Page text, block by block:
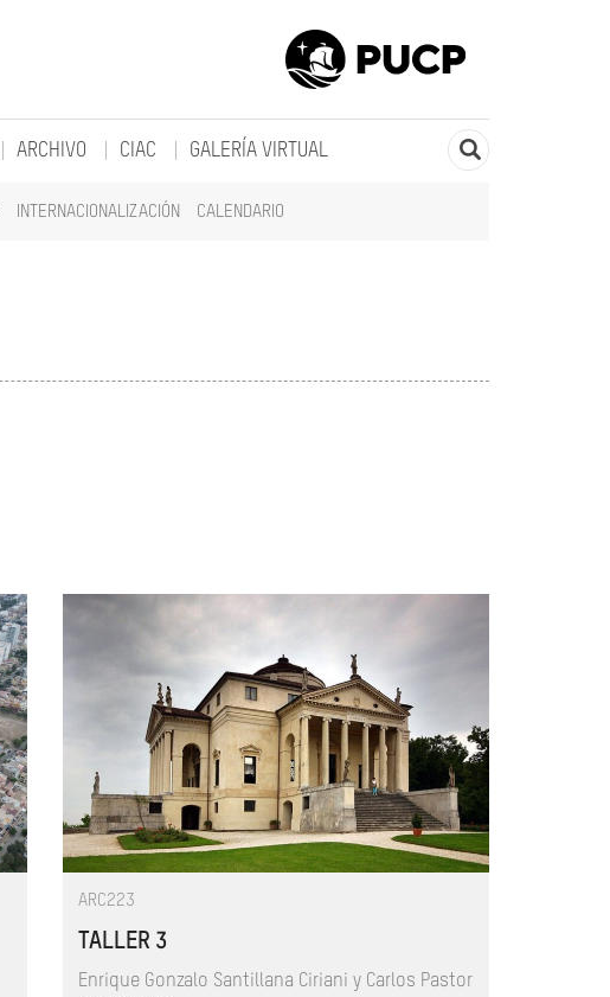
INTERNACIONALIZACIÓN CALENDARIO
ARCHIVO CIAC GALERÍA VIRTUAL
ARC223
TALLER 3
Enrique Gonzalo Santillana Ciriani y Carlos Pastor